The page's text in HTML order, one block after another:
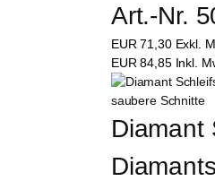
Art.-Nr.
EUR71,30 Exkl.
EUR84,85 Inkl.
Diamant